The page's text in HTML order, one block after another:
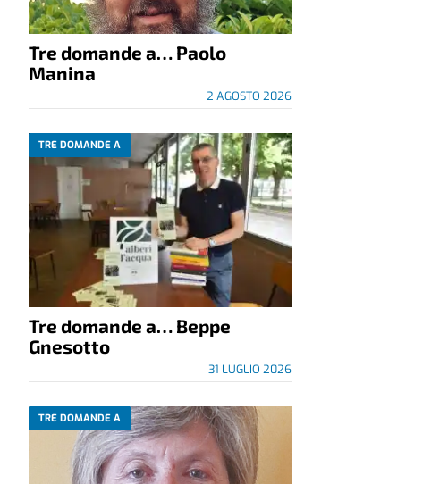
Tre domande a… Paolo
Manina
2 AGOSTO 2026
TRE DOMANDE A
Tre domande a… Beppe
Gnesotto
31 LUGLIO 2026
TRE DOMANDE A